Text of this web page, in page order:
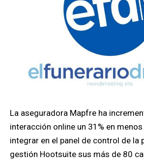
La aseguradora Mapfre ha
interacción online un 31% en menos
integrar en el panel de control de la
gestión Hootsuite sus más de 80